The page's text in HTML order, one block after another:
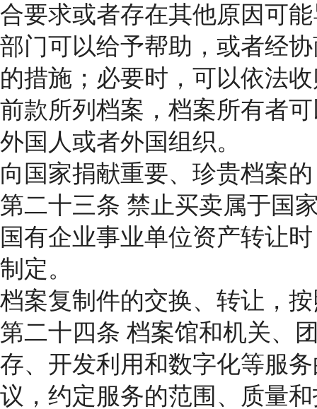
合要求或者存在其他原因可
部门可以给予帮助，或者经
的措施；必要时，可以依法
前款所列档案，档案所有者
外国人或者外国组织。
向国家捐献重要、珍贵档案
第二十三条 禁止买卖属于国
国有企业事业单位资产转让
制定。
档案复制件的交换、转让，
第二十四条 档案馆和机关、
存、开发利用和数字化等服
议，约定服务的范围、质量